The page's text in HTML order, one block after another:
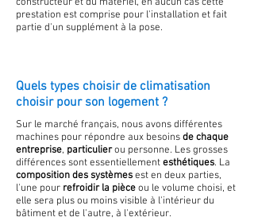
prestation est comprise pour l'installation et fait
partie d'un supplément à la pose.
Quels types choisir de climatisation
choisir pour son logement ?
Sur le marché français, nous avons différentes
machines pour répondre aux besoinsde chaque
entreprise, particulierou personne. Les grosses
différences sont essentiellementesthétiques. La
composition dessystèmesest en deux parties,
l'une pour refroidir la pièceou le volume choisi, et
elle sera plus ou moins visible à l'intérieur du
bâtiment et de l'autre, à l'extérieur.